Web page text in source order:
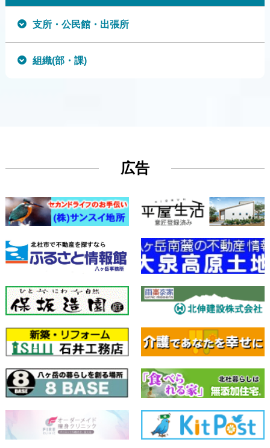
支所・公民館・出張所
組織(部・課)
広告